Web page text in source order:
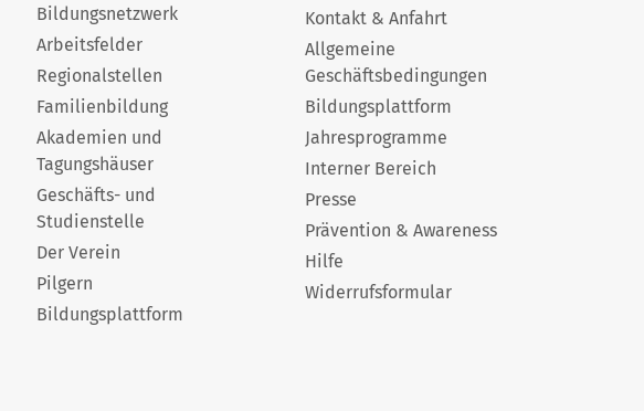
Bildungsnetzwerk
Arbeitsfelder
Regionalstellen
Familienbildung
Akademien und
Tagungshäuser
Geschäfts- und
Studienstelle
Der Verein
Pilgern
Bildungsplattform
Kontakt & Anfahrt
Allgemeine
Geschäftsbedingungen
Bildungsplattform
Jahresprogramme
Interner Bereich
Presse
Prävention & Awareness
Hilfe
Widerrufsformular